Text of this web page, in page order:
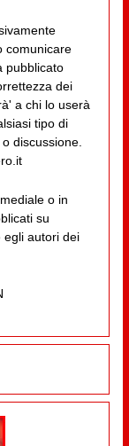
comunicare
pubblicato
dei
a chi lo userà
tipo di
discussione.
o in
su
egli autori dei